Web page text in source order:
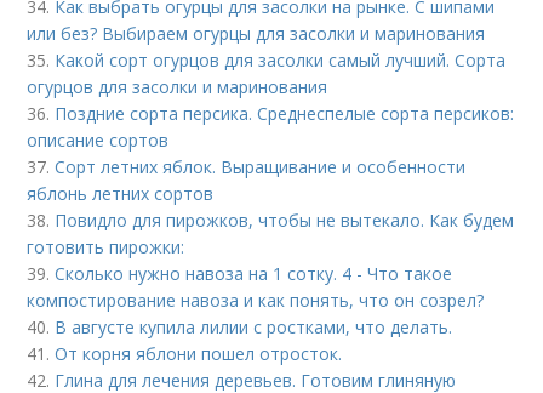
34. Как выбрать огурцы для засолки на рынке. С шипами
или без? Выбираем огурцы для засолки и маринования
35. Какой сорт огурцов для засолки самый лучший. Сорта
огурцов для засолки и маринования
36. Поздние сорта персика. Среднеспелые сорта персиков:
описание сортов
37.Сорт летних яблок. Выращивание и особенности
яблонь летних сортов
38. Повидло для пирожков, чтобы не вытекало. Как будем
готовить пирожки:
39.Сколько нужно навоза на 1 сотку. 4 - Что такое
компостирование навоза и как понять, что он созрел?
40. В августе купила лилии с ростками, что делать.
41.От корня яблони пошел отросток.
42. Глина для лечения деревьев. Готовим глиняную